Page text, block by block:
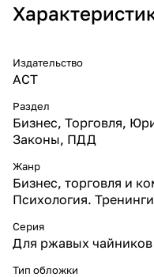
Издательство
АСТ
Раздел
Бизнес, Торговля,
Законы, ПДД
Жанр
Бизнес, торговля и
Психология.
Серия
Для ржавых чайников
Тип обложки